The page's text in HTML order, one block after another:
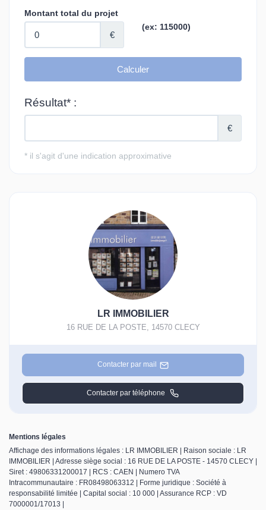
LR IMMOBILIER
16 RUE DE LA POSTE, 14570 CLECY
Contacter par mail
Contacter par téléphone
Mentions légales
Affichage des informations légales : LR IMMOBILIER | Raison sociale : LR
IMMOBILIER | Adresse siège social : 16 RUE DE LA POSTE - 14570 CLECY |
Siret : 49806331200017 | RCS : CAEN | Numero TVA
Intracommunautaire : FR08498063312 | Forme juridique : Société à
responsabilité limitée | Capital social : 10 000 | Assurance RCP : VD
7000001/17013 |